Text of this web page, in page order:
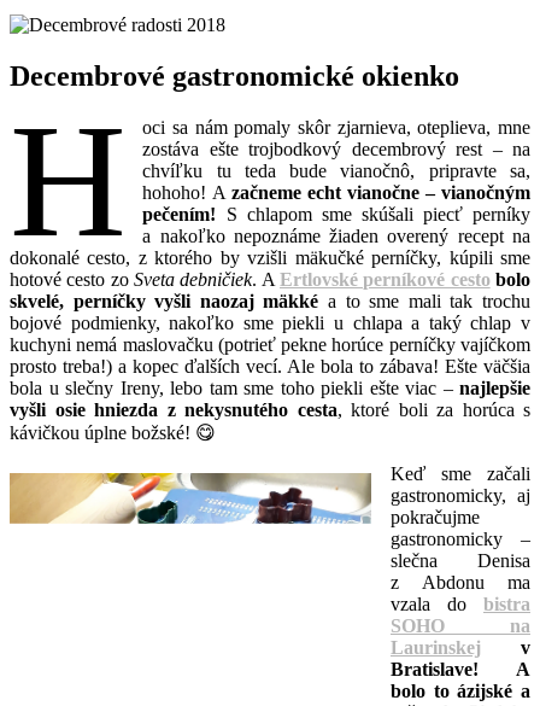
Decembrové gastronomické okienko
H
oci sa nám pomaly skôr zjarnieva, oteplieva, mne
zostáva ešte trojbodkový decembrový rest – na
chvíľku tu teda bude vianočnô, pripravte sa,
hohoho! A začneme echt vianočne – vianočným
pečením! S chlapom sme skúšali piecť perníky
a nakoľko nepoznáme žiaden overený recept na
dokonalé cesto, z ktorého by vzišli mäkučké perníčky, kúpili sme
hotové cesto zo Sveta debničiek. AErtlovské perníkové cestobolo
skvelé, perníčky vyšli naozaj mäkké a to sme mali tak trochu
bojové podmienky, nakoľko sme piekli u chlapa a taký chlap v
kuchyni nemá maslovačku (potrieť pekne horúce perníčky vajíčkom
prosto treba!) a kopec ďalších vecí. Ale bola to zábava! Ešte väčšia
bola u slečny Ireny, lebo tam sme toho piekli ešte viac – najlepšie
vyšli osie hniezda z nekysnutého cesta, ktoré boli za horúca s
kávičkou úplne božské! 😋
Keď sme začali
gastronomicky, aj
pokračujme
gastronomicky –
slečna Denisa
z Abdonu ma
vzala do bistra
SOHO na
Laurinskej v
Bratislave! A
bolo to ázijské a